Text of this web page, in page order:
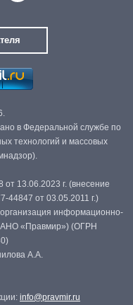
в Федеральной службе по
технологий и массовых
13.06.2023 г. (внесение
44847 от 03.05.2011 г.)
информационно-
«Правмир») (ОГРН
А.А.
info@pravmir.ru